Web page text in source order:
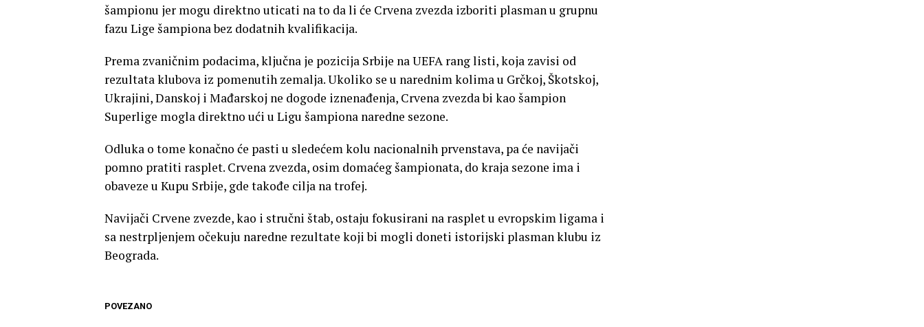
šampionu jer mogu direktno uticati na to da li će Crvena zvezda izboriti plasman u grupnu
fazu Lige šampiona bez dodatnih kvalifikacija.
Prema zvaničnim podacima, ključna je pozicija Srbije na UEFA rang listi, koja zavisi od
rezultata klubova iz pomenutih zemalja. Ukoliko se u narednim kolima u Grčkoj, Škotskoj,
Ukrajini, Danskoj i Mađarskoj ne dogode iznenađenja, Crvena zvezda bi kao šampion
Superlige mogla direktno ući u Ligu šampiona naredne sezone.
Odluka o tome konačno će pasti u sledećem kolu nacionalnih prvenstava, pa će navijači
pomno pratiti rasplet. Crvena zvezda, osim domaćeg šampionata, do kraja sezone ima i
obaveze u Kupu Srbije, gde takođe cilja na trofej.
Navijači Crvene zvezde, kao i stručni štab, ostaju fokusirani na rasplet u evropskim ligama i
sa nestrpljenjem očekuju naredne rezultate koji bi mogli doneti istorijski plasman klubu iz
Beograda.
POVEZANO